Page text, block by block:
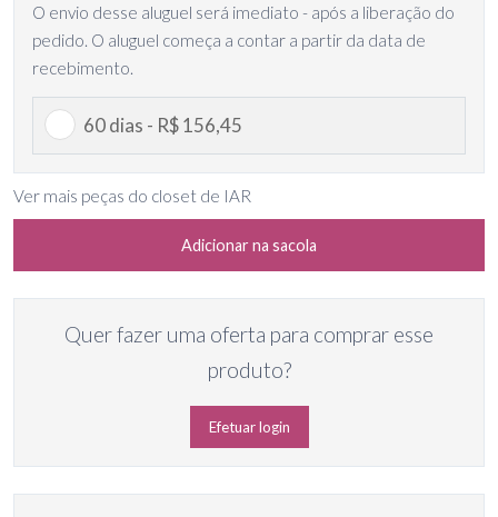
O envio desse aluguel será imediato - após a liberação do
pedido. O aluguel começa a contar a partir da data de
recebimento.
60 dias - R$ 156,45
Ver mais peças do closet de IAR
Adicionar na sacola
Quer fazer uma oferta para comprar esse
produto?
Efetuar login